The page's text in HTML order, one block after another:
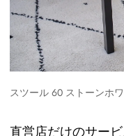
スツール 60 ストーンホ
直営店だけのサー